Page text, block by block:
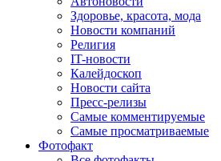
Здоровье, красота, мода
Новости компаний
Религия
IT-новости
Калейдоскоп
Новости сайта
Пресс-релизы
Самые комментируемые
Самые просматриваемые
Фотофакт